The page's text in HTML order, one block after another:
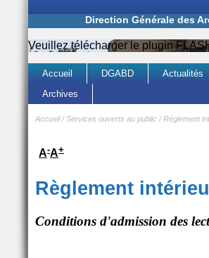
Direction Générale des
Veuillez télécharger le plugin
Accueil DGABD Actualités
Archives
Accueil /Services ouverts au public /Règlement
A-A+
Règlement
Conditions d'admission des